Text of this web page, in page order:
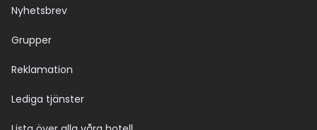
Nyhetsbrev
Grupper
Reklamation
Lediga tjänster